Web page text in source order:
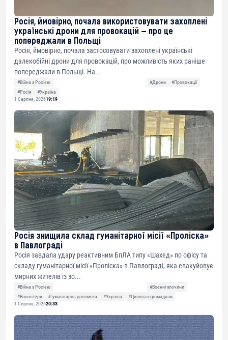
Росія, ймовірно, почала використовувати захоплені
українські дрони для провокацій — про це
попереджали в Польщі
Росія, ймовірно, почала застосовувати захоплені українські
далекобійні дрони для провокацій, про можливість яких раніше
попереджали в Польщі. На...
#Війна з Росією #Дрони
#Провокації
#Росія
#Україна
1 Серпня, 202619:19
Росія знищила склад гуманітарної місії «Проліска»
в Павлограді
Росія завдала удару реактивним БпЛА типу «Шахед» по офісу та
складу гуманітарної місії «Проліска» в Павлограді, яка евакуйовує
мирних жителів із зо...
#Війна з Росією
#Воєнні злочини
#Волонтери
#Гуманітарна допомога #Україна
#Цивільні громадяни
1 Серпня, 202620:33